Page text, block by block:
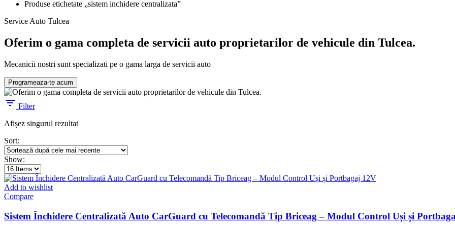
Produse etichetate „sistem inchidere centralizata”
Service Auto Tulcea
Oferim o gama completa de servicii auto proprietarilor de vehicule din Tulcea.
Mecanicii nostri sunt specializati pe o gama larga de servicii auto
Programeaza-te acum
Filter
Afișez singurul rezultat
Sort:
Show:
Add to wishlist
Compare
Sistem Închidere Centralizată Auto CarGuard cu Telecomandă Tip Briceag – Modul Control Uși și